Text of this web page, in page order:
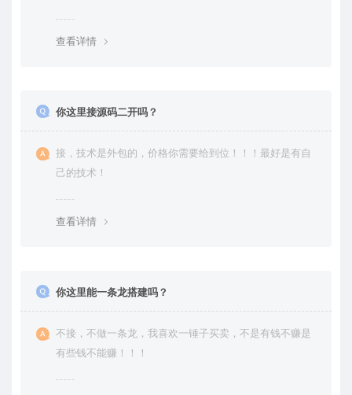
查看详情
你这里接源码二开吗？
接，技术是外包的，价格你需要给到位！！！最好是有自
己的技术！
查看详情
你这里能一条龙搭建吗？
不接，不做一条龙，我喜欢一锤子买卖，不是有钱不赚是
有些钱不能赚！！！